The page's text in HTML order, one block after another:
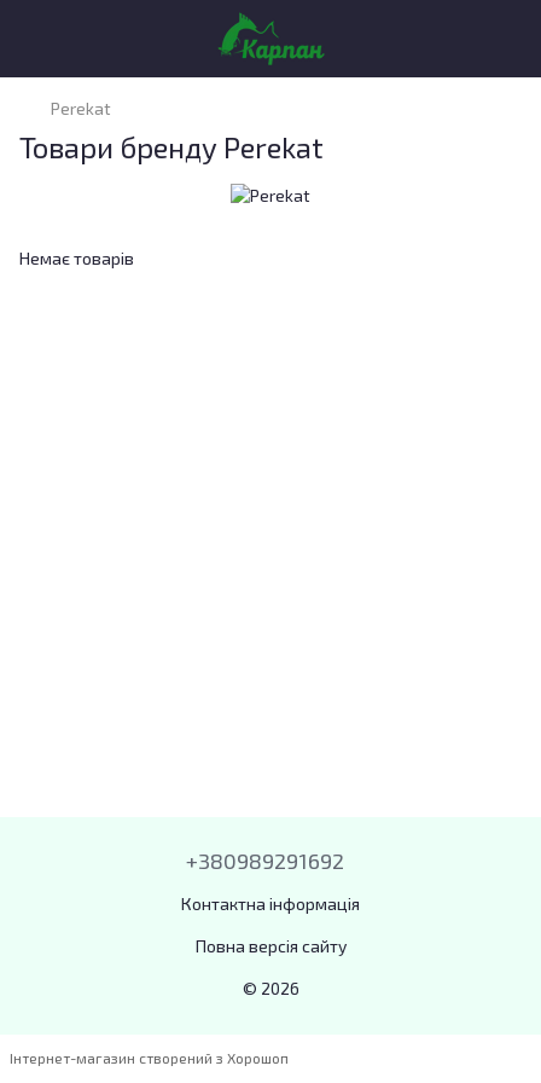
Perekat
Товари бренду Perekat
Немає товарів
+380989291692
Контактна інформація
Повна версія сайту
© 2026
Інтернет-магазин створений з Хорошоп